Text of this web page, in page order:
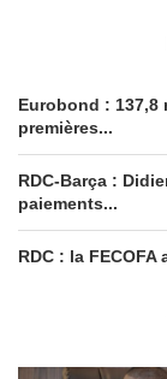
Eurobond : 137,8
premières...
RDC-Barça :
paiements...
RDC : la